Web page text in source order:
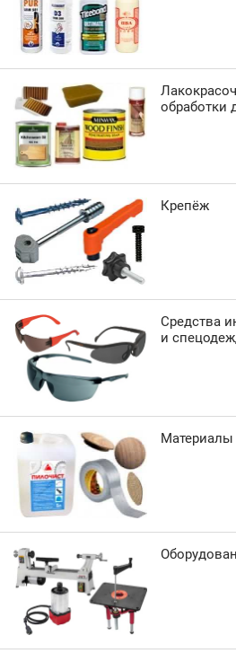
обработки
Крепёж
Средства
и
Материалы